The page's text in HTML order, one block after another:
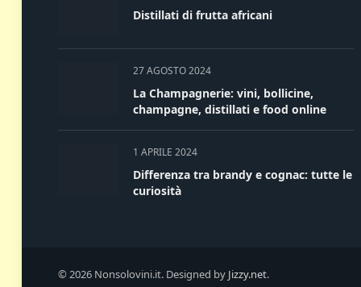
Distillati di frutta africani
27 AGOSTO 2024
La Champagnerie: vini, bollicine,
champagne, distillati e food online
1 APRILE 2024
Differenza tra brandy e cognac: tutte le
curiosità
© 2026 Nonsolovini.it. Designed by Jizzy.net.